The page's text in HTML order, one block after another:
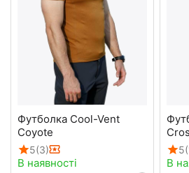
Футболка Cool-Vent
Coyote
5(3)
В наявності
5
В